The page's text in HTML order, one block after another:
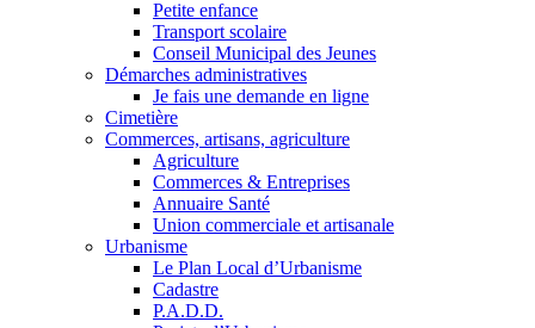
Petite enfance
Transport scolaire
Conseil Municipal des Jeunes
Démarches administratives
Je fais une demande en ligne
Cimetière
Commerces, artisans, agriculture
Agriculture
Commerces & Entreprises
Annuaire Santé
Union commerciale et artisanale
Urbanisme
Le Plan Local d’Urbanisme
Cadastre
P.A.D.D.